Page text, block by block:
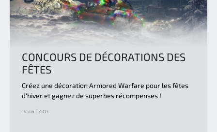
CONCOURS DE DÉCORATIONS DES
FÊTES
Créez une décoration Armored Warfare pour les fêtes
d'hiver et gagnez de superbes récompenses !
14 déc | 2017